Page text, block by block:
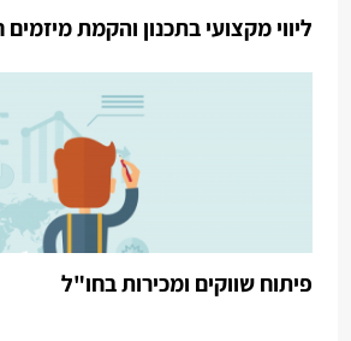
ליווי מקצועי בתכנון והקמת
פיתוח שווקים ומכירות בחו"ל